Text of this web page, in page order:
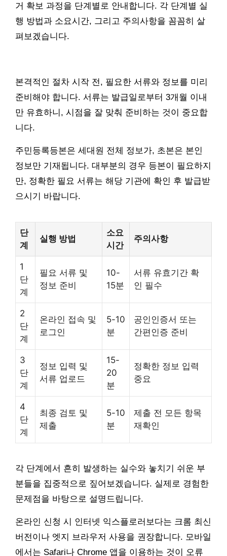
거 확보 과정을 단계별로 안내합니다. 각 단계별 실
행 방법과 소요시간, 그리고 주의사항을 꼼꼼히 살
펴보겠습니다.
본격적인 절차 시작 전, 필요한 서류와 정보를 미리
준비해야 합니다. 서류는 발급일로부터 3개월 이내
만 유효하니, 시점을 잘 맞춰 준비하는 것이 중요합
니다.
주민등록등본은 세대원 전체 정보가, 초본은 본인
정보만 기재됩니다. 대부분의 경우 등본이 필요하지
만, 정확한 필요 서류는 해당 기관에 확인 후 발급받
으시기 바랍니다.
단
계
실행 방법
소요
시간
주의사항
1
단
계
필요 서류 및
정보 준비
10-
15분
서류 유효기간 확
인 필수
2
단
계
온라인 접속 및
로그인
5-10
분
공인인증서 또는
간편인증 준비
3
단
계
정보 입력 및
서류 업로드
15-
20
분
정확한 정보 입력
중요
4
단
계
최종 검토 및
제출
5-10
분
제출 전 모든 항목
재확인
각 단계에서 흔히 발생하는 실수와 놓치기 쉬운 부
분들을 집중적으로 짚어보겠습니다. 실제로 경험한
문제점을 바탕으로 설명드립니다.
온라인 신청 시 인터넷 익스플로러보다는 크롬 최신
버전이나 엣지 브라우저 사용을 권장합니다. 모바일
에서는 Safari나 Chrome 앱을 이용하는 것이 오류